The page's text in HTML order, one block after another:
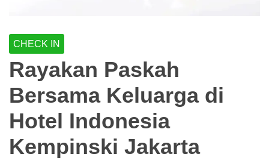
CHECK IN
Rayakan Paskah
Bersama Keluarga di
Hotel Indonesia
Kempinski Jakarta